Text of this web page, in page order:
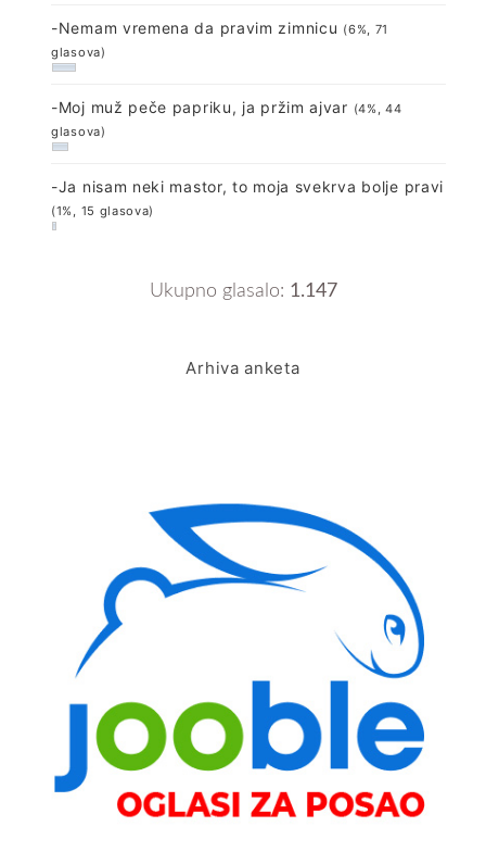
-Nemam vremena da pravim zimnicu (6%, 71
glasova)
-Moj muž peče papriku, ja pržim ajvar (4%, 44
glasova)
-Ja nisam neki mastor, to moja svekrva bolje pravi
(1%, 15 glasova)
Ukupno glasalo: 1.147
Arhiva anketa